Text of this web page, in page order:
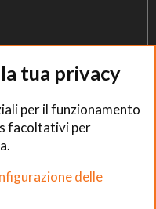
2018 − 2026
di contenuti e
tua privacy
per il funzionamento
facoltativi per
delle